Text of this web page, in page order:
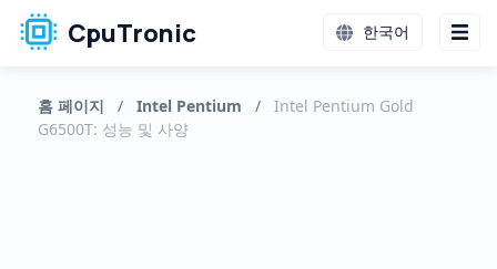
CpuTronic 한국어
홈 페이지 / Intel Pentium /
Intel Pentium Gold
G6500T: 성능 및 사양